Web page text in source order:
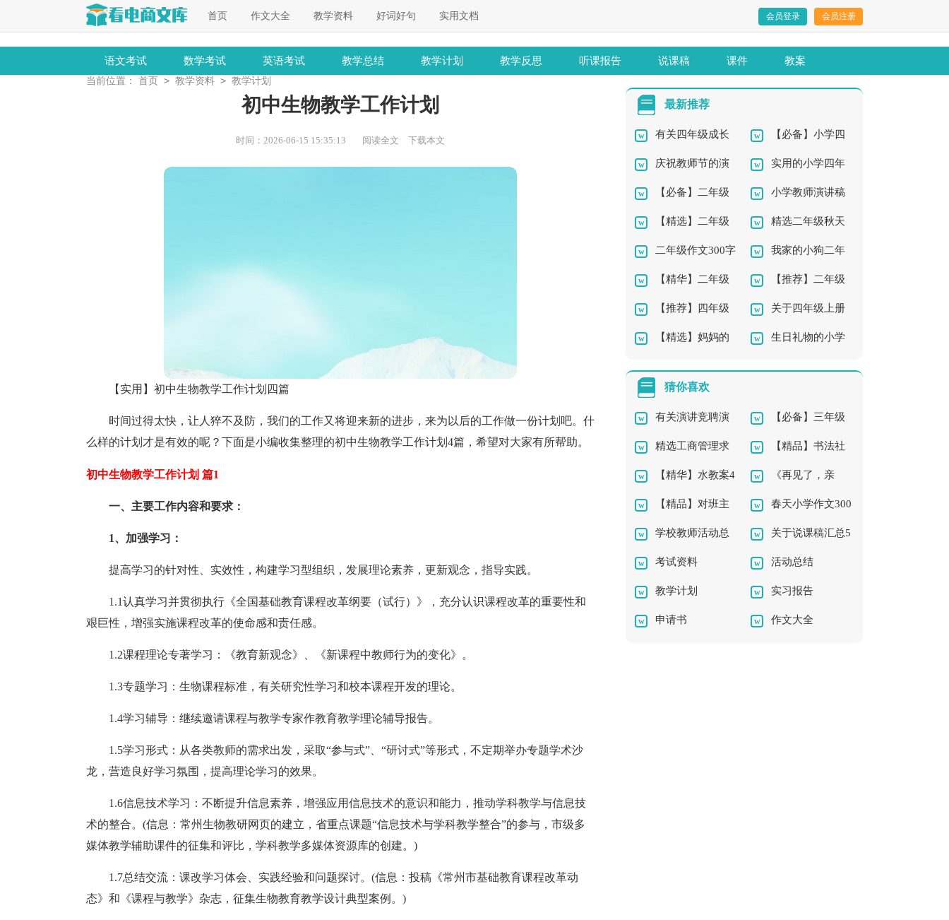
首页 作文大全 教学资料 好词好句 实用文档 会员登录 会员注册
语文考试 数学考试 英语考试 教学总结 教学计划 教学反思 听课报告 说课稿 课件 教案
当前位置： 首页 > 教学资料 > 教学计划
初中生物教学工作计划
时间：2026-06-15 15:35:13 阅读全文 下载本文
【实用】初中生物教学工作计划四篇
时间过得太快，让人猝不及防，我们的工作又将迎来新的进步，来为以后的工作做一份计划吧。什
么样的计划才是有效的呢？下面是小编收集整理的初中生物教学工作计划4篇，希望对大家有所帮助。
初中生物教学工作计划 篇1
一、主要工作内容和要求：
1、加强学习：
提高学习的针对性、实效性，构建学习型组织，发展理论素养，更新观念，指导实践。
1.1认真学习并贯彻执行《全国基础教育课程改革纲要（试行）》，充分认识课程改革的重要性和
艰巨性，增强实施课程改革的使命感和责任感。
1.2课程理论专著学习：《教育新观念》、《新课程中教师行为的变化》。
1.3专题学习：生物课程标准，有关研究性学习和校本课程开发的理论。
1.4学习辅导：继续邀请课程与教学专家作教育教学理论辅导报告。
1.5学习形式：从各类教师的需求出发，采取“参与式”、“研讨式”等形式，不定期举办专题学术沙
龙，营造良好学习氛围，提高理论学习的效果。
1.6信息技术学习：不断提升信息素养，增强应用信息技术的意识和能力，推动学科教学与信息技
术的整合。(信息：常州生物教研网页的建立，省重点课题“信息技术与学科教学整合”的参与，市级多
媒体教学辅助课件的征集和评比，学科教学多媒体资源库的创建。)
1.7总结交流：课改学习体会、实践经验和问题探讨。(信息：投稿《常州市基础教育课程改革动
态》和《课程与教学》杂志，征集生物教育教学设计典型案例。)
最新推荐
有关四年级成长
的作文3篇
【必备】小学四
年级作文汇总6篇
庆祝教师节的演
讲稿
实用的小学四年
级秋天作文300字3篇
【必备】二年级
作文300字汇总7篇
小学教师演讲稿
15篇
【精选】二年级
钓鱼作文锦集7篇
精选二年级秋天
作文300字四篇
二年级作文300字
汇编8篇
我家的小狗二年
级作文300字集锦九篇
【精华】二年级
的六一作文合集10篇
【推荐】二年级
作文300字集合8篇
【推荐】四年级
成长的作文4篇
关于四年级上册
作文锦集十篇
【精选】妈妈的 生日礼物的小学
猜你喜欢
有关演讲竞聘演
讲稿模板集合五篇
【必备】三年级
的作文300字合集5篇
精选工商管理求
职信3篇
【精品】书法社
团及活动总结三篇
【精华】水教案4
篇
《再见了，亲
人》教学反思
【精品】对班主
任的工作计划汇编八
篇
春天小学作文300
字三篇
学校教师活动总
结3篇
关于说课稿汇总5
篇
考试资料 活动总结
教学计划 实习报告
申请书 作文大全